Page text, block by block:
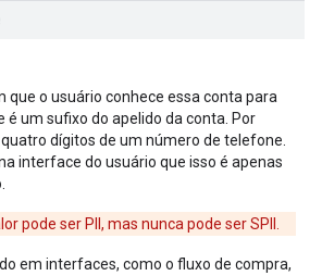
que o usuário conhece essa conta para
é um sufixo do apelido da conta. Por
dígitos de um número de telefone.
interface do usuário que isso é apenas
pode ser PII, mas nunca pode ser SPII.
em interfaces, como o fluxo de compra,